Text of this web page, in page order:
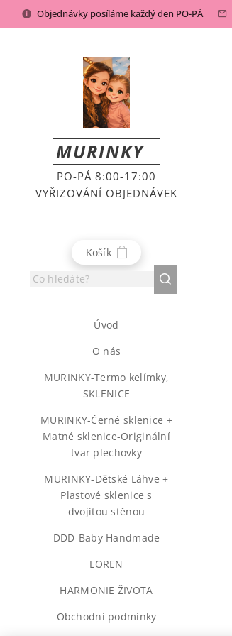
Objednávky posíláme každý den PO-PÁ
MURINKY
PO-PÁ 8:00-17:00
VYŘIZOVÁNÍ OBJEDNÁVEK
Košík
Úvod
♥️O nás♥️
MURINKY-Termo kelímky,
SKLENICE
MURINKY-Černé sklenice +
Matné sklenice-Originální
tvar plechovky
MURINKY-Dětské Láhve +
Plastové sklenice s
dvojitou stěnou
DDD-Baby Handmade
LOREN
HARMONIE ŽIVOTA
Obchodní podmínky